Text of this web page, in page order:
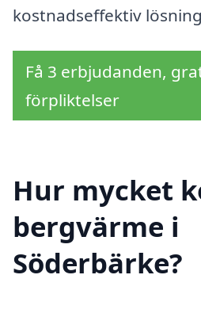
kostnadseffektiv
Få 3 erbjudanden,
förpliktelser
Hur mycket
bergvärme i
Söderbärke?